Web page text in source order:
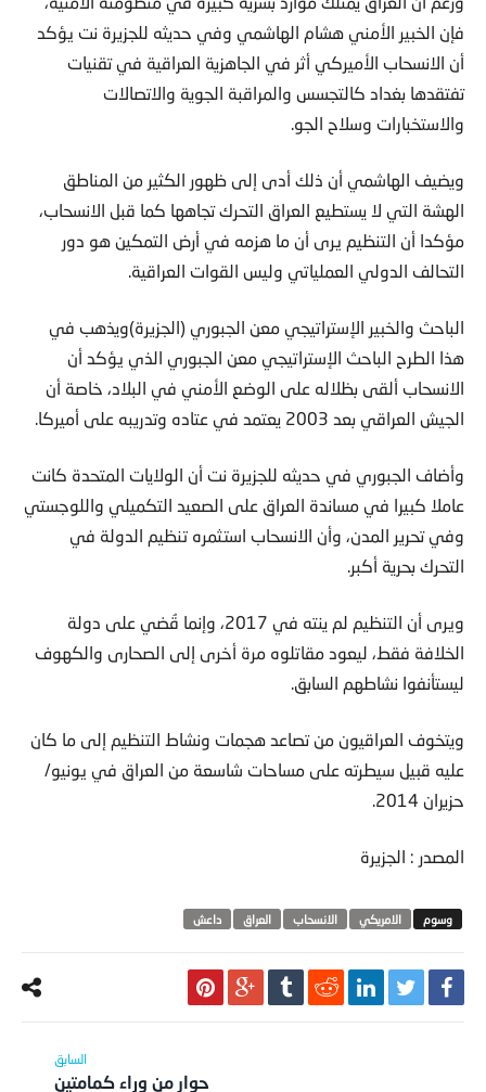
فإن الخبير الأمني هشام الهاشمي وفي حديثه للجزيرة نت يؤكد
أن الانسحاب الأميركي أثر في الجاهزية العراقية في تقنيات
تفتقدها بغداد كالتجسس والمراقبة الجوية والاتصالات
والاستخبارات وسلاح الجو.
ويضيف الهاشمي أن ذلك أدى إلى ظهور الكثير من المناطق
الهشة التي لا يستطيع العراق التحرك تجاهها كما قبل الانسحاب،
مؤكدا أن التنظيم يرى أن ما هزمه في أرض التمكين هو دور
التحالف الدولي العملياتي وليس القوات العراقية.
الباحث والخبير الإستراتيجي معن الجبوري (الجزيرة)ويذهب في
هذا الطرح الباحث الإستراتيجي معن الجبوري الذي يؤكد أن
الانسحاب ألقى بظلاله على الوضع الأمني في البلاد، خاصة أن
الجيش العراقي بعد 2003 يعتمد في عتاده وتدريبه على أميركا.
وأضاف الجبوري في حديثه للجزيرة نت أن الولايات المتحدة كانت
عاملا كبيرا في مساندة العراق على الصعيد التكميلي واللوجستي
وفي تحرير المدن، وأن الانسحاب استثمره تنظيم الدولة في
التحرك بحرية أكبر.
ويرى أن التنظيم لم ينته في 2017، وإنما قُضي على دولة
الخلافة فقط، ليعود مقاتلوه مرة أخرى إلى الصحارى والكهوف
ليستأنفوا نشاطهم السابق.
ويتخوف العراقيون من تصاعد هجمات ونشاط التنظيم إلى ما كان
عليه قبيل سيطرته على مساحات شاسعة من العراق في يونيو/
حزيران 2014.
المصدر : الجزيرة
الامريكي الانسحاب العراق داعش
حوار من وراء كمامتين